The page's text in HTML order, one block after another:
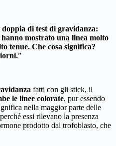
di test di gravidanza:
mostrato una linea molto
tenue. Che cosa significa?
”
fatti con gli stick, il
le linee colorate, pur essendo
nella maggior parte delle
essi rilevano la presenza
prodotto dal trofoblasto, che